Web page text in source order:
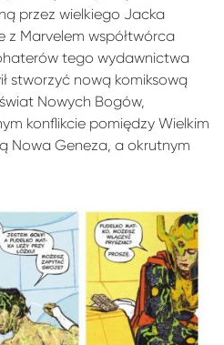
przez wielkiego Jacka
z Marvelem współtwórca
tego wydawnictwa
stworzyć nową komiksową
Nowych Bogów,
konflikcie pomiędzy Wielkim
Nowa Geneza, a okrutnym